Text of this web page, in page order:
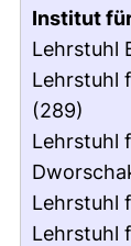
Institut
Lehrstuhl
Lehrstuhl
(289)
Lehrstuhl
Lehrstuhl
Lehrstuhl